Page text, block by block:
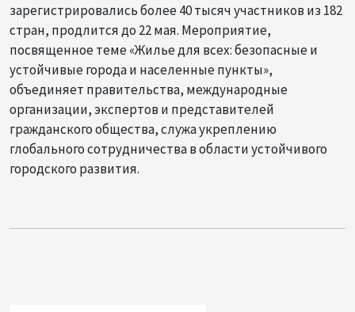
зарегистрировались более 40 тысяч участников из 182
стран, продлится до 22 мая. Мероприятие,
посвященное теме «Жилье для всех: безопасные и
устойчивые города и населенные пункты»,
объединяет правительства, международные
организации, экспертов и представителей
гражданского общества, служа укреплению
глобального сотрудничества в области устойчивого
городского развития.